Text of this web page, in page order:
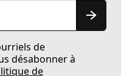
de
désabonner à
de